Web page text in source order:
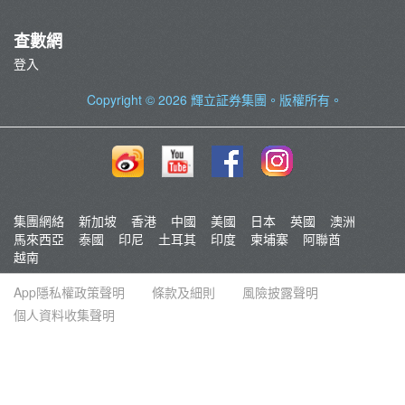
查數網
登入
Copyright © 2026 輝立証券集團 。版權所有。
集團網絡 新加坡 香港 中國 美國 日本 英國
澳洲
馬來西亞
泰國 印尼 土耳其 印度 柬埔寨
阿聯酋
越南
App隱私權政策聲明
條款及細則
風險披露聲明
個人資料收集聲明